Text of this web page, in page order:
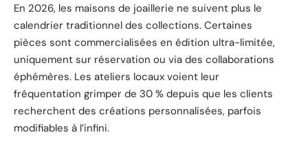
En 2026, les maisons de joaillerie ne suivent plus le
calendrier traditionnel des collections. Certaines
pièces sont commercialisées en édition ultra-limitée,
uniquement sur réservation ou via des collaborations
éphémères. Les ateliers locaux voient leur
fréquentation grimper de 30 % depuis que les clients
recherchent des créations personnalisées, parfois
modifiables à l’infini.